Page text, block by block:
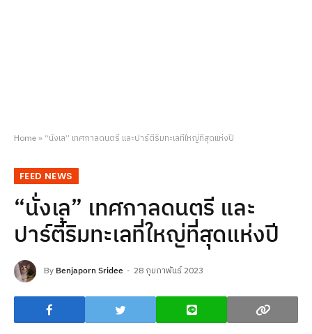
Home» “นั่งเล” เทศกาลดนตรี และปาร์ตี้ริมทะเลที่ใหญ่ที่สุดแห่งปี
FEED NEWS
“นั่งเล” เทศกาลดนตรี และ
ปาร์ตี้ริมทะเลที่ใหญ่ที่สุดแห่งปี
By Benjaporn Sridee 28 กุมภาพันธ์ 2023